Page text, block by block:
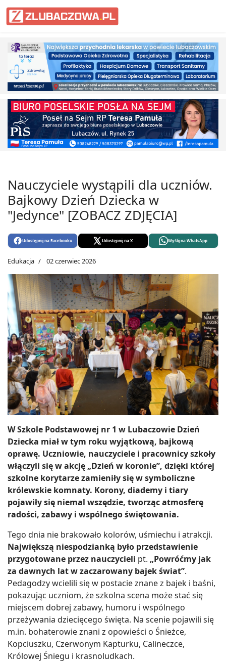
Informacje Lubaczów, powiat
Nauczyciele wystąpili dla uczniów.
Bajkowy Dzień Dziecka w
"Jedynce" [ZOBACZ ZDJĘCIA]
Udostępnij na Facebooku Udostępnij na X Wyślij na WhatsApp
Edukacja 02 czerwiec 2026
W Szkole Podstawowej nr 1 w Lubaczowie Dzień
Dziecka miał w tym roku wyjątkową, bajkową
oprawę. Uczniowie, nauczyciele i pracownicy szkoły
włączyli się w akcję „Dzień w koronie”, dzięki której
szkolne korytarze zamieniły się w symboliczne
królewskie komnaty. Korony, diademy i tiary
pojawiły się niemal wszędzie, tworząc atmosferę
radości, zabawy i wspólnego świętowania.
Tego dnia nie brakowało kolorów, uśmiechu i atrakcji.
Największą niespodzianką było przedstawienie
przygotowane przez nauczycieli pt. „Powróćmy jak
za dawnych lat w zaczarowany bajek świat”.
Pedagodzy wcielili się w postacie znane z bajek i baśni,
pokazując uczniom, że szkolna scena może stać się
miejscem dobrej zabawy, humoru i wspólnego
przeżywania dziecięcego święta. Na scenie pojawili się
m.in. bohaterowie znani z opowieści o Śnieżce,
Kopciuszku, Czerwonym Kapturku, Calineczce,
Królowej Śniegu i krasnoludkach.